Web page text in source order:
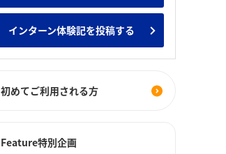
インターン体験記を投稿する
初めてご利用される方
Feature特別企画